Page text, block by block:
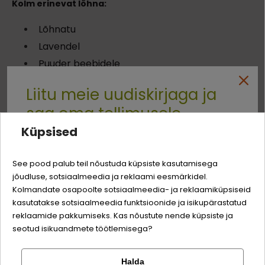
Kolm erinevat lõhna:
Lõhnatu
Lavendel
Puuder beebidele
Lihtne kasutada:lihtsalt laota 4 cm paksune kiht kassi
liivakasti. Kui allapanu on täielikult vedelikuga küllastunud,
allapanuga.
Kellele
Allapanu liik
SILIKOON
Quality:
Logi sisse
Registreeru
Liitu meie uudiskirjaga ja
saa oma tellimusele
-3% soodustust
Sina ja su perekonna parim sõber väärite veel
odavamat hinda!
Küpsised
See pood palub teil nõustuda küpsiste kasutamisega
jõudluse, sotsiaalmeedia ja reklaami eesmärkidel.
Kolmandate osapoolte sotsiaalmeedia- ja reklaamiküpsiseid
kasutatakse sotsiaalmeedia funktsioonide ja isikupärastatud
reklaamide pakkumiseks. Kas nõustute nende küpsiste ja
seotud isikuandmete töötlemisega?
Halda